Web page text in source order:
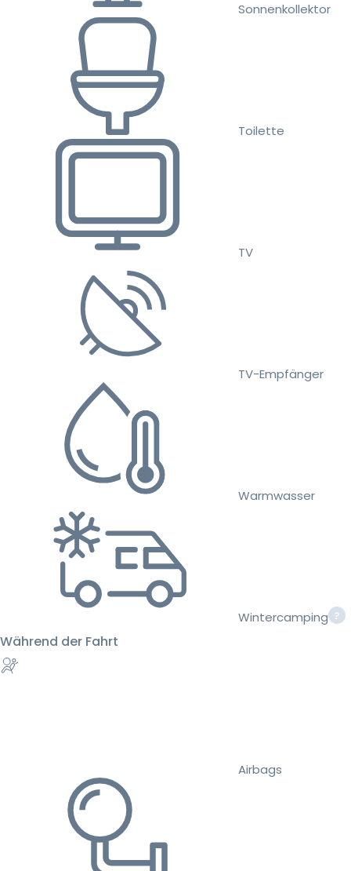
Sonnenkollektor
Toilette
TV
TV-Empfänger
Warmwasser
Wintercamping
Während der Fahrt
Airbags